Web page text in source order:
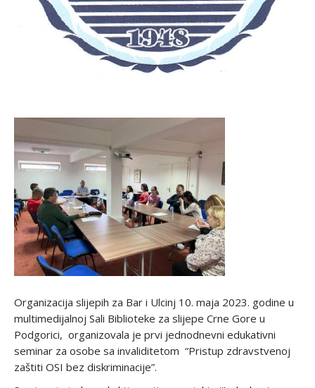
Organizacija slijepih za Bar i Ulcinj 10. maja 2023. godine u
multimedijalnoj Sali Biblioteke za slijepe Crne Gore u
Podgorici, organizovala je prvi jednodnevni edukativni
seminar za osobe sa invaliditetom “Pristup zdravstvenoj
zaštiti OSI bez diskriminacije”.